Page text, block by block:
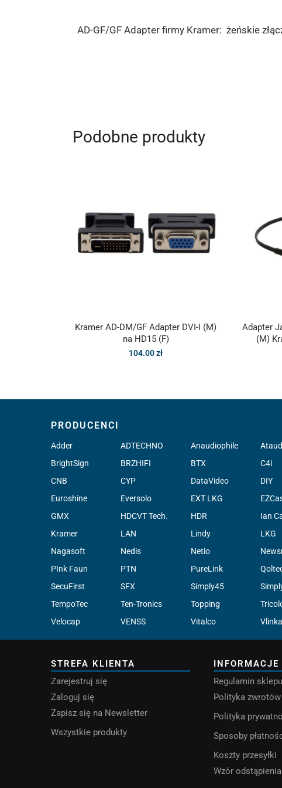
AD-GF/GF Adapter firmy Kramer: żeńskie
Podobne produkty
Kramer AD-DM/GF Adapter DVI-I (M)
na HD15 (F)
104.00zł
Adapter
(M)
PRODUCENCI
Adder ADTECHNO Anaudiophile
BrightSign
BRZHIFI BTX C4i
CNB
CYP DataVideo DIY
Euroshine
Eversolo EXT LKG
GMX
HDCVT Tech. HDR Ian
Kramer
LAN Lindy LKG
Nagasoft
Nedis Netio
PInk Faun
PTN PureLink
SecuFirst
SFX Simply45
TempoTec
Ten-Tronics Topping
Velocap
VENSS Vitalco Vlinka
STREFA KLIENTA
Zarejestruj się
Zaloguj się
Zapisz się na Newsletter
Wszystkie produkty
INFORMACJE
Regulamin sklepu
Polityka zwrotów
Polityka
Sposoby
Koszty przesyłki
Wzór